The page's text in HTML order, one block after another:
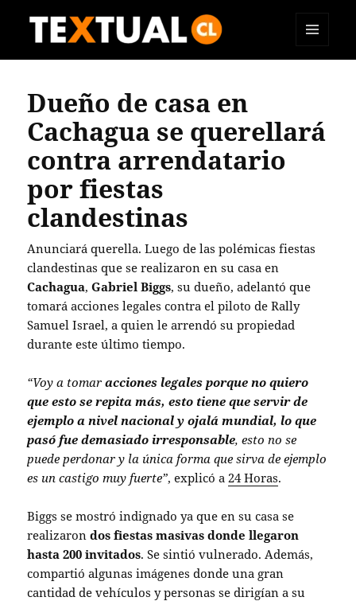
Dueño de casa en
Cachagua se querellará
contra arrendatario
por fiestas
clandestinas
Anunciará querella. Luego de las polémicas fiestas
clandestinas que se realizaron en su casa en
Cachagua,Gabriel Biggs, su dueño, adelantó que
tomará acciones legales contra el piloto de Rally
Samuel Israel, a quien le arrendó su propiedad
durante este último tiempo.
“Voy a tomaracciones legales porque no quiero
que esto se repita más, esto tiene que servir de
ejemplo a nivel nacional y ojalá mundial, lo que
pasó fue demasiado irresponsable, esto no se
puede perdonar y la única forma que sirva de ejemplo
es un castigo muy fuerte”, explicó a24 Horas.
Biggs se mostró indignado ya que en su casa se
realizarondos fiestas masivas donde llegaron
hasta 200 invitados. Se sintió vulnerado. Además,
compartió algunas imágenes donde una gran
cantidad de vehículos y personas se dirigían a su